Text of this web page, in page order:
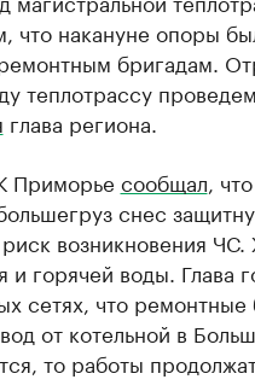
что накануне опоры
бригадам.
теплотрассу
глава региона.
Приморье сообщал ,
снес
возникновения
и горячей воды. Глава
сетях, что ремонтные
от котельной в
то работы